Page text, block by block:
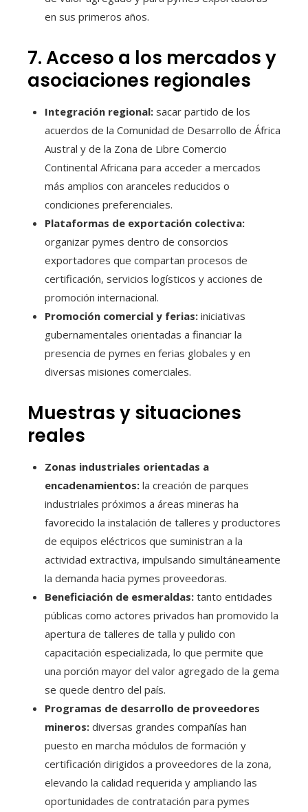
en sus primeros años.
7. Acceso a los mercados y
asociaciones regionales
Integración regional: sacar partido de los
acuerdos de la Comunidad de Desarrollo de África
Austral y de la Zona de Libre Comercio
Continental Africana para acceder a mercados
más amplios con aranceles reducidos o
condiciones preferenciales.
Plataformas de exportación colectiva:
organizar pymes dentro de consorcios
exportadores que compartan procesos de
certificación, servicios logísticos y acciones de
promoción internacional.
Promoción comercial y ferias: iniciativas
gubernamentales orientadas a financiar la
presencia de pymes en ferias globales y en
diversas misiones comerciales.
Muestras y situaciones
reales
Zonas industriales orientadas a
encadenamientos: la creación de parques
industriales próximos a áreas mineras ha
favorecido la instalación de talleres y productores
de equipos eléctricos que suministran a la
actividad extractiva, impulsando simultáneamente
la demanda hacia pymes proveedoras.
Beneficiación de esmeraldas: tanto entidades
públicas como actores privados han promovido la
apertura de talleres de talla y pulido con
capacitación especializada, lo que permite que
una porción mayor del valor agregado de la gema
se quede dentro del país.
Programas de desarrollo de proveedores
mineros: diversas grandes compañías han
puesto en marcha módulos de formación y
certificación dirigidos a proveedores de la zona,
elevando la calidad requerida y ampliando las
oportunidades de contratación para pymes